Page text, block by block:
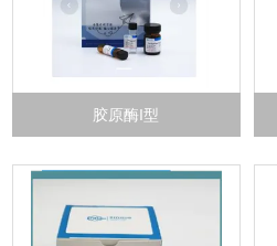
胶原酶I型